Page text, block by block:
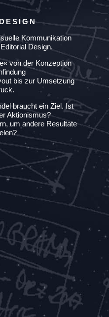
Kommunikation
Design.
von der Konzeption
bis zur Umsetzung
braucht ein Ziel. Ist
Aktionismus?
um andere Resultate